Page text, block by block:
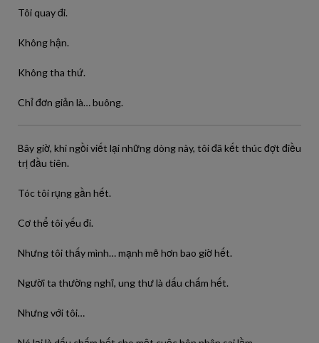
Tôi quay đi.
Không hận.
Không tha thứ.
Chỉ đơn giản là… buông.
Bây giờ, khi ngồi viết lại những dòng này, tôi đã kết thúc đợt điều
trị đầu tiên.
Tóc tôi rụng gần hết.
Cơ thể tôi yếu đi.
Nhưng tôi thấy mình… mạnh mẽ hơn bao giờ hết.
Người ta thường nghĩ, ung thư là dấu chấm hết.
Nhưng với tôi…